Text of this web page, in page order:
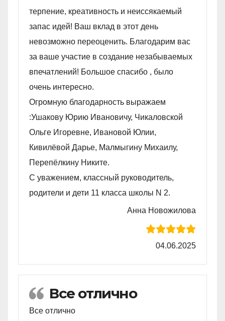
терпение, креативность и неиссякаемый
запас идей! Ваш вклад в этот день
невозможно переоценить. Благодарим вас
за ваше участие в создание незабываемых
впечатлений! Большое спасибо , было
очень интересно.
Огромную благодарность выражаем
:Ушакову Юрию Ивановичу, Чикаловской
Ольге Игоревне, Ивановой Юлии,
Кивилëвой Дарье, Малмыгину Михаилу,
Перепëлкину Никите.
С уважением, классный руководитель,
родители и дети 11 класса школы N 2.
Анна Новожилова
04.06.2025
Все отлично
Все отлично